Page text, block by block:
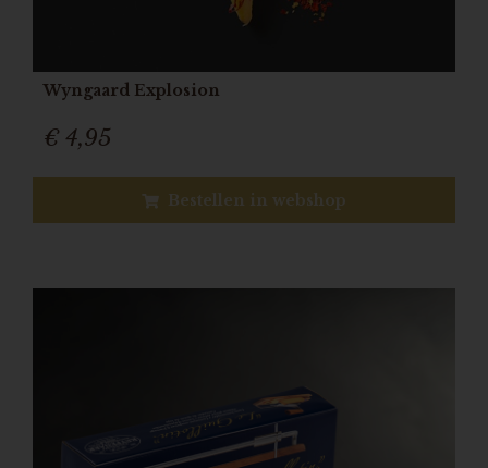
Wyngaard Explosion
€ 4,95
Bestellen in webshop